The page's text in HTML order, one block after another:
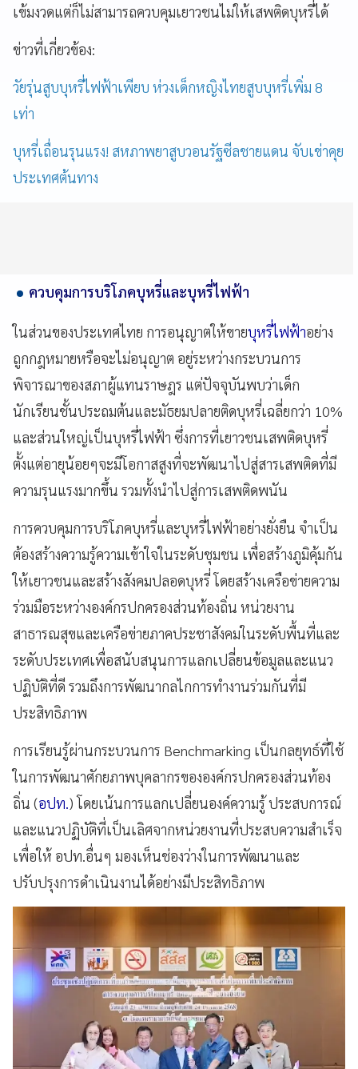
เข้มงวดแต่ก็ไม่สามารถควบคุมเยาวชนไม่ให้เสพติดบุหรี่ได้
ข่าวที่เกี่ยวข้อง:
วัยรุ่นสูบบุหรี่ไฟฟ้าเพียบ ห่วงเด็กหญิงไทยสูบบุหรี่เพิ่ม 8
เท่า
บุหรี่เถื่อนรุนแรง! สหภาพยาสูบวอนรัฐซีลชายแดน จับเข่าคุย
ประเทศต้นทาง
ควบคุมการบริโภคบุหรี่และบุหรี่ไฟฟ้า
ในส่วนของประเทศไทย การอนุญาตให้ขายบุหรี่ไฟฟ้าอย่าง
ถูกกฎหมายหรือจะไม่อนุญาต อยู่ระหว่างกระบวนการ
พิจารณาของสภาผู้แทนราษฎร แต่ปัจจุบันพบว่าเด็ก
นักเรียนชั้นประถมต้นและมัธยมปลายติดบุหรี่เฉลี่ยกว่า 10%
และส่วนใหญ่เป็นบุหรี่ไฟฟ้า ซึ่งการที่เยาวชนเสพติดบุหรี่
ตั้งแต่อายุน้อยๆจะมีโอกาสสูงที่จะพัฒนาไปสู่สารเสพติดที่มี
ความรุนแรงมากขึ้น รวมทั้งนำไปสู่การเสพติดพนัน
การควบคุมการบริโภคบุหรี่และบุหรี่ไฟฟ้าอย่างยั่งยืน จำเป็น
ต้องสร้างความรู้ความเข้าใจในระดับชุมชน เพื่อสร้างภูมิคุ้มกัน
ให้เยาวชนและสร้างสังคมปลอดบุหรี่ โดยสร้างเครือข่ายความ
ร่วมมือระหว่างองค์กรปกครองส่วนท้องถิ่น หน่วยงาน
สาธารณสุขและเครือข่ายภาคประชาสังคมในระดับพื้นที่และ
ระดับประเทศเพื่อสนับสนุนการแลกเปลี่ยนข้อมูลและแนว
ปฏิบัติที่ดี รวมถึงการพัฒนากลไกการทำงานร่วมกันที่มี
ประสิทธิภาพ
การเรียนรู้ผ่านกระบวนการ Benchmarking เป็นกลยุทธ์ที่ใช้
ในการพัฒนาศักยภาพบุคลากรขององค์กรปกครองส่วนท้อง
ถิ่น (อปท.) โดยเน้นการแลกเปลี่ยนองค์ความรู้ ประสบการณ์
และแนวปฏิบัติที่เป็นเลิศจากหน่วยงานที่ประสบความสำเร็จ
เพื่อให้ อปท.อื่นๆ มองเห็นช่องว่างในการพัฒนาและ
ปรับปรุงการดำเนินงานได้อย่างมีประสิทธิภาพ